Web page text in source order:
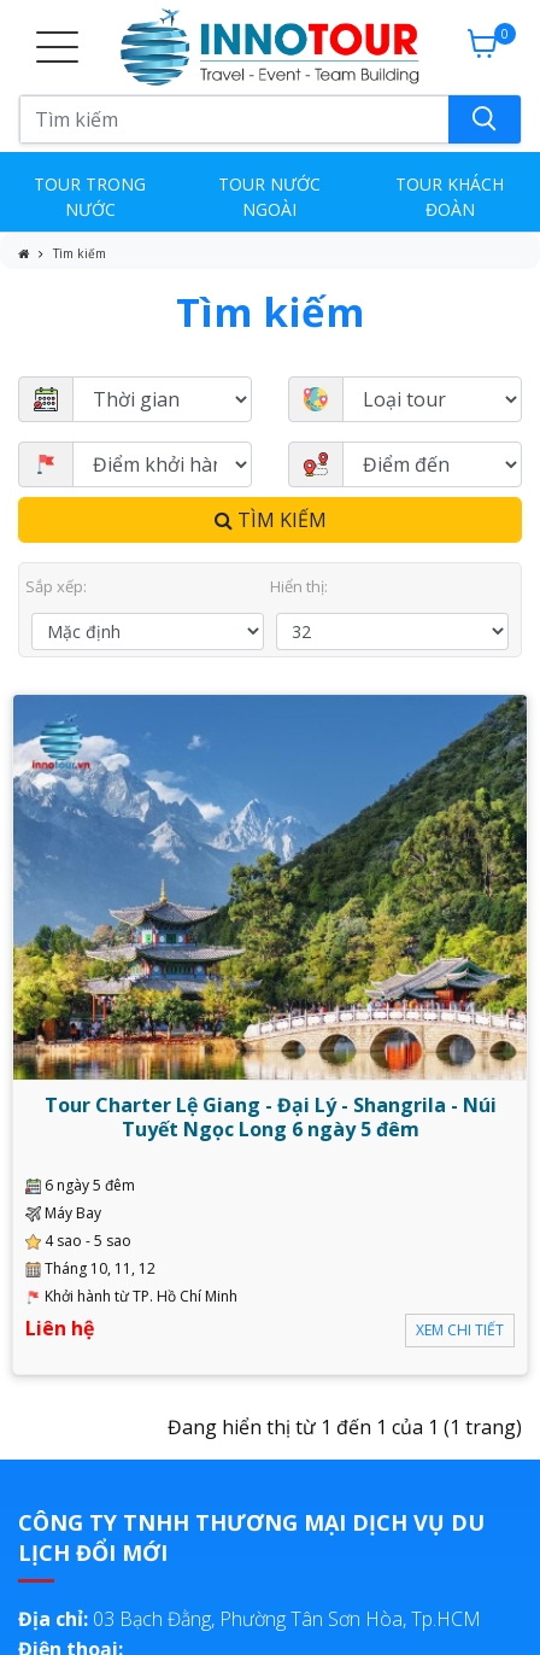
0
TOUR TRONG
NƯỚC
TOUR NƯỚC
NGOÀI
TOUR KHÁCH
ĐOÀN
Tìm kiếm
Tìm kiếm
TÌM KIẾM
Hiển thị:
Sắp xếp:
Tour Charter Lệ Giang - Đại Lý - Shangrila - Núi
Tuyết Ngọc Long 6 ngày 5 đêm
6 ngày 5 đêm
Máy Bay
4 sao - 5 sao
Tháng 10, 11, 12
Khởi hành từ TP. Hồ Chí Minh
Liên hệ XEM CHI TIẾT
Đang hiển thị từ 1 đến 1 của 1 (1 trang)
CÔNG TY TNHH THƯƠNG MẠI DỊCH VỤ DU
LỊCH ĐỔI MỚI
Địa chỉ: 03 Bạch Đằng, Phường Tân Sơn Hòa, Tp.HCM
Điện thoại: